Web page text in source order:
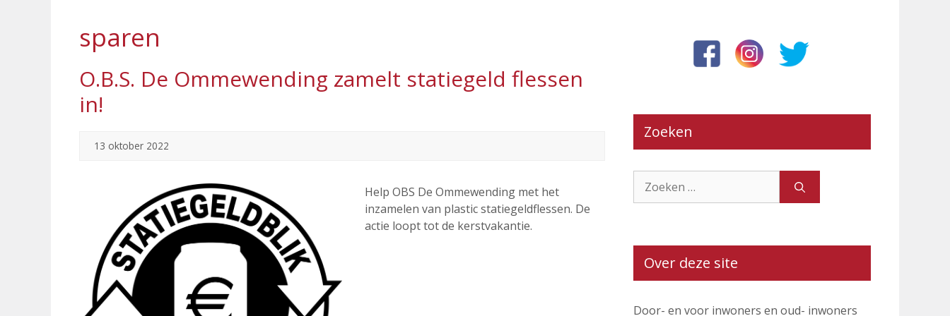
sparen
O.B.S. De Ommewending zamelt statiegeld flessen
in!
13 oktober 2022
Help OBS De Ommewending met het
inzamelen van plastic statiegeldflessen. De
actie loopt tot de kerstvakantie.
Zoeken
naar:
Over deze site
Door- en voor inwoners en oud- inwoners